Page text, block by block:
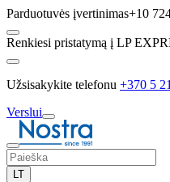
Parduotuvės įvertinimas+10
Renkiesi pristatymą į LP
Užsisakykite telefonu +370 5
Verslui
LT